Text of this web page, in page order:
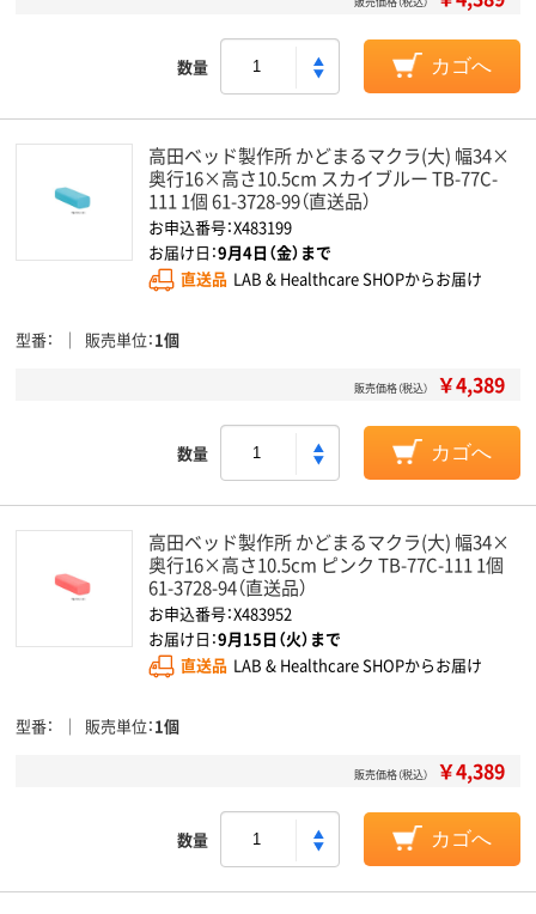
数量 カゴへ
高田ベッド製作所 かどまるマクラ(大) 幅34×
奥行16×高さ10.5cm スカイブルー TB-77C-
111 1個 61-3728-99（直送品）
お申込番号：X483199
お届け日：9月4日（金）まで
直送品 LAB & Healthcare SHOPからお届け
型番 販売単位 1個
販売価格（税込） ￥4,389
数量 カゴへ
高田ベッド製作所 かどまるマクラ(大) 幅34×
奥行16×高さ10.5cm ピンク TB-77C-111 1個
61-3728-94（直送品）
お申込番号：X483952
お届け日：9月15日（火）まで
直送品 LAB & Healthcare SHOPからお届け
型番 販売単位 1個
販売価格（税込） ￥4,389
数量 カゴへ